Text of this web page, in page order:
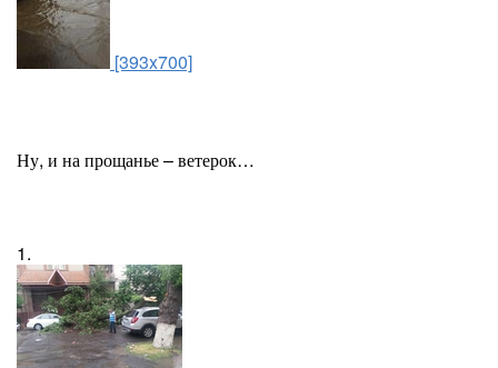
[393x700]
Ну, и на прощанье – ветерок…
1.